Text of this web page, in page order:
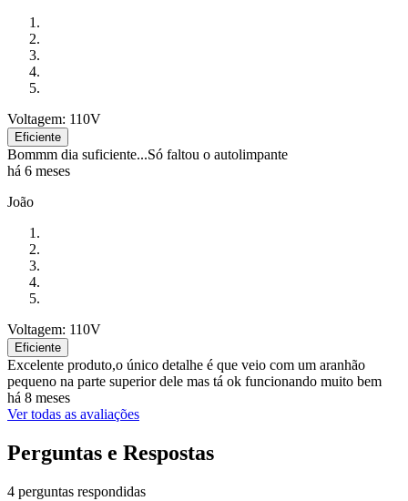
Voltagem: 110V
Eficiente
Bommm dia suficiente...Só faltou o autolimpante
há 6 meses
João
Voltagem: 110V
Eficiente
Excelente produto,o único detalhe é que veio com um aranhão
pequeno na parte superior dele mas tá ok funcionando muito bem
há 8 meses
Ver todas as avaliações
Perguntas e Respostas
4 perguntas respondidas